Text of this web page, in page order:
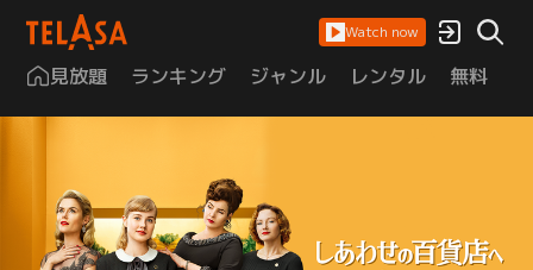
Watch now
見放題 ランキング ジャンル レンタル 無料